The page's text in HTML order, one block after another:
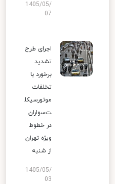
1405/05/
07
اجرای طرح
تشدید
برخورد با
تخلفات
موتورسیکل
ت‌سواران
در خطوط
ویژه تهران
از شنبه
1405/05/
03